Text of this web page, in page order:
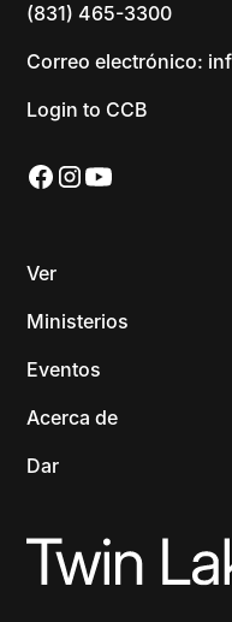
(831) 465-3300
Correo electrónico:
Login to CCB
Ver
Ministerios
Eventos
Acerca de
Dar